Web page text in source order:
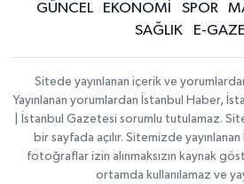
GÜNCEL EKONOMİ SPOR
SAĞLIK
E-
Sitede yayınlanan içerik ve
Yayınlanan yorumlardan İstanbul Haber,
| İstanbul Gazetesi sorumlu tutulamaz.
bir sayfada açılır. Sitemizde
fotoğraflar izin alınmaksızın kaynak
ortamda kullanılamaz ve